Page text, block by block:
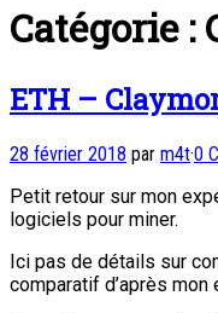
Catégorie :
ETH –
28 février 2018 par m4t·0
Petit retour sur mon
logiciels pour miner.
Ici pas de détails sur
comparatif d’après mon